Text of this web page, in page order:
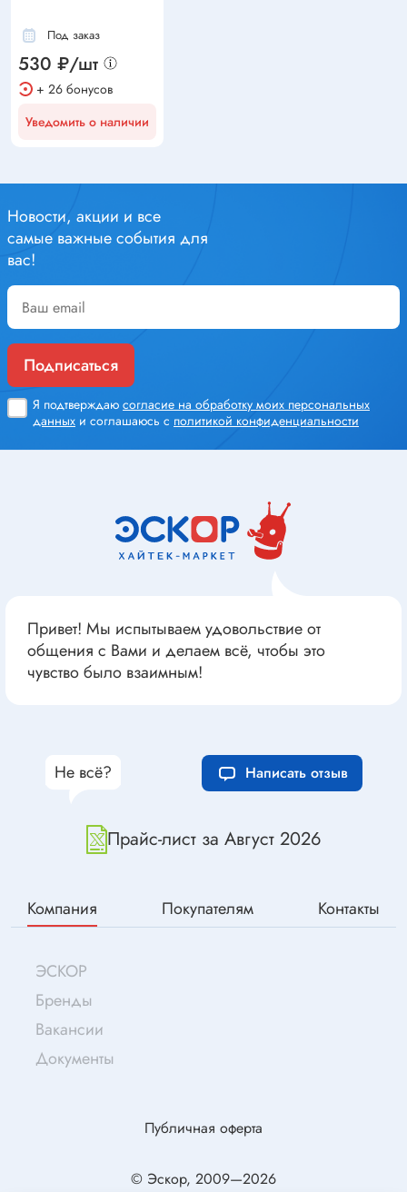
Под заказ
530 ₽/шт
+ 26 бонусов
Уведомить о наличии
Новости, акции и все
самые важные события для
вас!
Подписаться
Я подтверждаю согласие на обработку моих персональных
данных и соглашаюсь с политикой конфиденциальности
Привет! Мы испытываем удовольствие от
общения с Вами и делаем всё, чтобы это
чувство было взаимным!
Прайс-лист за Август 2026
Не всё? Написать отзыв
Компания Покупателям Контакты
ЭСКОР
Бренды
Вакансии
Документы
© Эскор, 2009—2026
Публичная оферта